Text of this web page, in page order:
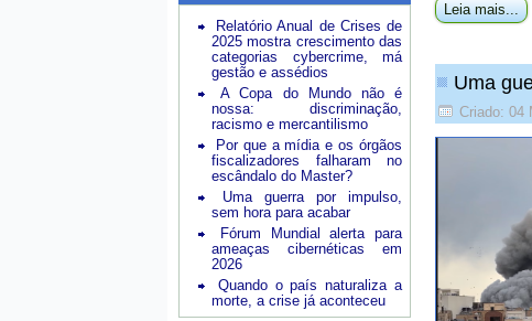
Relatório Anual de Crises de
2025 mostra crescimento das
categorias cybercrime, má
gestão e assédios
A Copa do Mundo não é
nossa: discriminação,
racismo e mercantilismo
Por que a mídia e os órgãos
fiscalizadores falharam no
escândalo do Master?
Uma guerra por impulso,
sem hora para acabar
Fórum Mundial alerta para
ameaças cibernéticas em
2026
Quando o país naturaliza a
morte, a crise já aconteceu
Leia mais...
Uma
Criado: 04